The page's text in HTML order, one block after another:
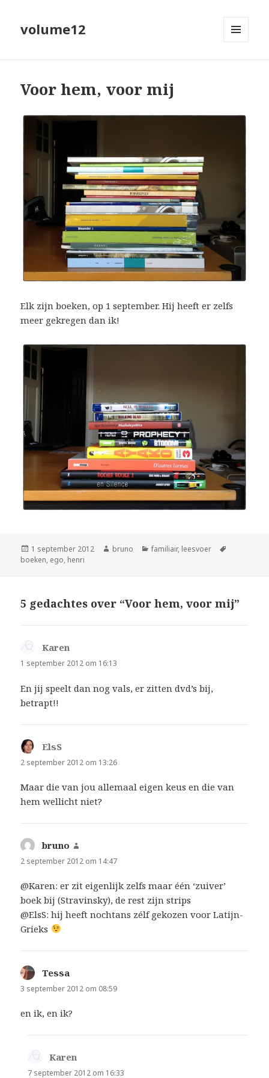
volume12
Voor hem, voor mij
Elk zijn boeken, op 1 september. Hij heeft er zelfs
meer gekregen dan ik!
Geplaatst
op
1 september 2012 Auteur
bruno Categorieën
familiair, leesvoer
boeken, ego, henri
5 gedachtes over “Voor hem, voor mij”
Karen
1 september 2012 om 16:13
En jij speelt dan nog vals, er zitten dvd’s bij,
betrapt!!
ElsS
2 september 2012 om 13:26
Maar die van jou allemaal eigen keus en die van
hem wellicht niet?
bruno
2 september 2012 om 14:47
@Karen: er zit eigenlijk zelfs maar één ‘zuiver’
boek bij (Stravinsky), de rest zijn strips
@ElsS: hij heeft nochtans zélf gekozen voor Latijn-
Grieks
Tessa
3 september 2012 om 08:59
en ik, en ik?
Karen
7 september 2012 om 16:33